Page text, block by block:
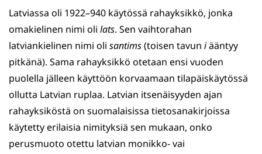
Latviassa oli 1922–940 käytössä rahayksikkö, jonka
omakielinen nimi oli lats. Sen vaihtorahan
latviankielinen nimi oli santims(toisen tavun iääntyy
pitkänä). Sama rahayksikkö otetaan ensi vuoden
puolella jälleen käyttöön korvaamaan tilapäiskäytössä
ollutta Latvian ruplaa. Latvian itsenäisyyden ajan
rahayksiköstä on suomalaisissa tietosanakirjoissa
käytetty erilaisia nimityksiä sen mukaan, onko
perusmuoto otettu latvian monikko- vai